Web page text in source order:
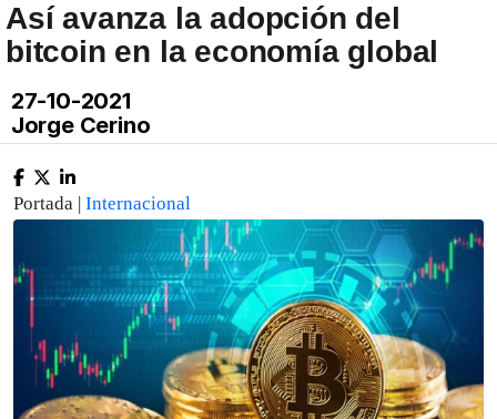
Así avanza la adopción del
bitcoin en la economía global
27-10-2021
Jorge Cerino
Portada | Internacional